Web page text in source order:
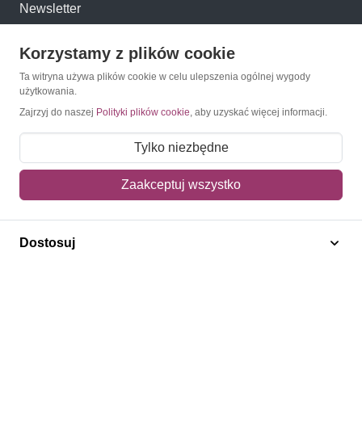
Newsletter
Konto
Moje konto
Moje zamówienia
Mój koszyk
Polecamy
Korzystamy z plików cookie
Ta witryna używa plików cookie w celu ulepszenia ogólnej wygody
użytkowania.
Zajrzyj do naszej Polityki plików cookie, aby uzyskać więcej informacji.
Tylko niezbędne
Zaakceptuj wszystko
Dostosuj